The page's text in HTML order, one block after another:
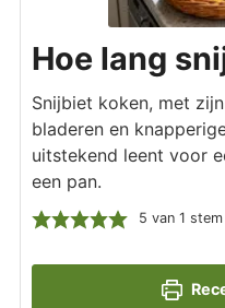
Hoe lang
Snijbiet koken, met
bladeren en
uitstekend leent voor
een pan.
5 van 1 stem